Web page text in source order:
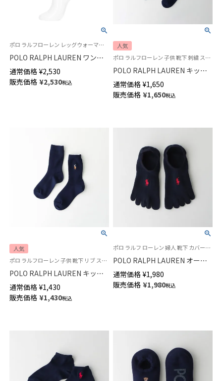
ポロ ラルフローレン レッグウォーマー アームウォーマー 婦人
POLO RALPH LAUREN ワンポ
イント 2WAY レッグ&アームウ
ォーマー オーガニックコットン
混 レディース 03228638
通常価格 ¥2,530
販売価格 ¥2,530税込
人気
ポロ ラルフローレン 子供 靴下 刺繍 スクールソックス 学校
POLO RALPH LAUREN キッズ
マルチカラーワンポイント リブ
ハイソックス 04813700
通常価格 ¥1,650
販売価格 ¥1,650税込
人気
ポロ ラルフローレン 子供 靴下 リブ スクールソックス 学校
POLO RALPH LAUREN キッズ
マルチカラーワンポイント リブ
通常価格 ¥1,430
販売価格 ¥1,430税込
ポロ ラルフ ローレン 婦人 靴下 カバーソックス 旧03207956 03207966
POLO RALPH LAUREN オーガ
ニックコットン混 5本指 フット
カバー かかと滑り止め付き レ
ディース 03207976
通常価格 ¥1,980
販売価格 ¥1,980税込